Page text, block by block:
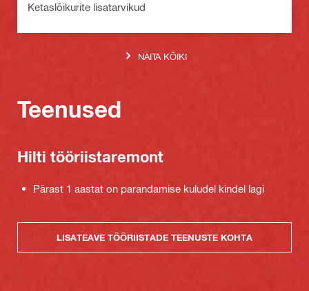
Ketaslõikurite lisatarvikud
NÄITA KÕIKI
Teenused
Hilti tööriistaremont
Pärast 1 aastat on parandamise kuludel kindel lagi
LISATEAVE TÖÖRIISTADE TEENUSTE KOHTA